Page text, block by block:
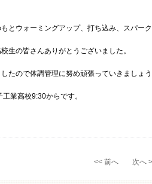
とウォーミングアップ、打ち込み、スパー
生の皆さんありがとうございました。
たので体調管理に努め頑張っていきましょう
業高校9:30からです。
<< 前へ 次へ